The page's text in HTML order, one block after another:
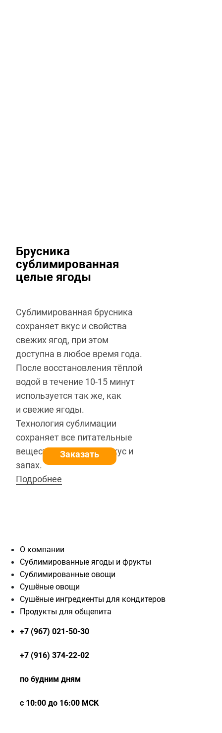
Брусника
сублимированная
целые ягоды
Заказать
Сублимированная брусника
сохраняет вкус и свойства
свежих ягод, при этом
доступна в любое время года.
После восстановления тёплой
водой в течение 10-15 минут
используется так же, как
и свежие ягоды.
Технология сублимации
сохраняет все питательные
вещества, витамины, вкус и
запах.
Подробнее
О компании
Сублимированные ягоды и фрукты
Сублимированные овощи
Сушёные овощи
Сушёные ингредиенты для кондитеров
Продукты для общепита
+7 (967) 021-50-30
+7 (916) 374-22-02
по будним дням
с 10:00 до 16:00 МСК